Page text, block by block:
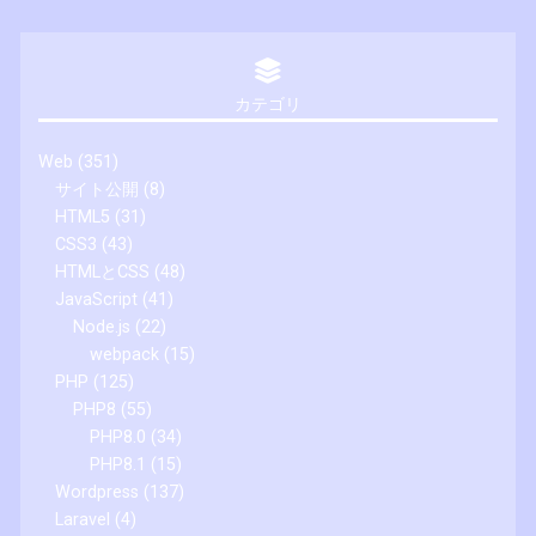
カテゴリ
Web (351)
サイト公開 (8)
HTML5 (31)
CSS3 (43)
HTMLとCSS (48)
JavaScript (41)
Node.js (22)
webpack (15)
PHP (125)
PHP8 (55)
PHP8.0 (34)
PHP8.1 (15)
Wordpress (137)
Laravel (4)